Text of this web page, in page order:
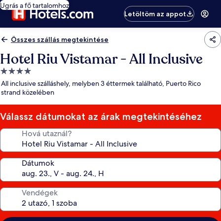
Ugrás a fő tartalomhoz
Letöltöm az appot
Összes szállás megtekintése
Hotel Riu Vistamar - All Inclusive
4.0
csillagos
szálláshely
All inclusive szálláshely, melyben 3 éttermek található, Puerto Rico
strand közelében
Válassz dátumokat az árak megtekintéséhez
Hová utaznál?
Dátumok
Vendégek